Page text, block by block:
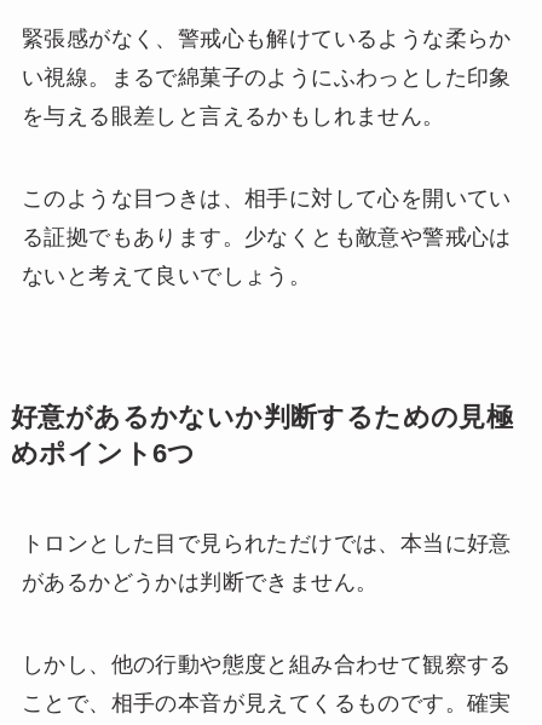
緊張感がなく、警戒心も解けているような柔らか
い視線。まるで綿菓子のようにふわっとした印象
を与える眼差しと言えるかもしれません。
このような目つきは、相手に対して心を開いてい
る証拠でもあります。少なくとも敵意や警戒心は
ないと考えて良いでしょう。
好意があるかないか判断するための見極
めポイント6つ
トロンとした目で見られただけでは、本当に好意
があるかどうかは判断できません。
しかし、他の行動や態度と組み合わせて観察する
ことで、相手の本音が見えてくるものです。確実